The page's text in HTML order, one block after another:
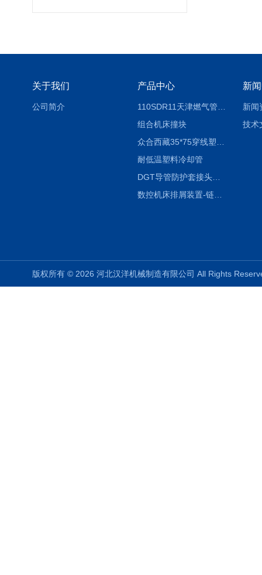
关于我们
公司简介
产品中心
组合机床撞块
耐低温塑料冷却管
DGT导管防护套接头形式与参数
数控机床排屑装置-链板式排屑机
新
新闻
技术
版权所有 © 2026 河北汉洋机械制造有限公司 All Rights